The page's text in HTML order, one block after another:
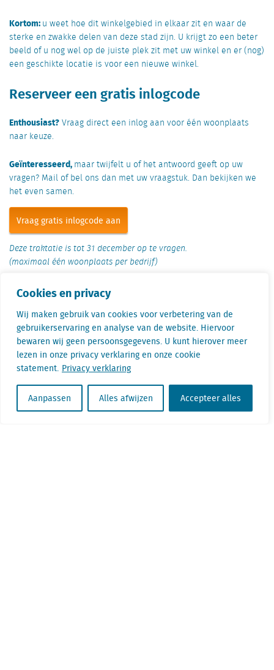
Cookies en privacy
Wij maken gebruik van cookies voor verbetering van de
gebruikerservaring en analyse van de website. Hiervoor
bewaren wij geen persoonsgegevens. U kunt hierover meer
lezen in onze privacy verklaring en onze cookie
statement. Privacy verklaring
Aanpassen Alles afwijzen Accepteer alles
Kortom:u weet hoe dit winkelgebied in elkaar zit en waar de
sterke en zwakke delen van deze stad zijn. U krijgt zo een beter
beeld of u nog wel op de juiste plek zit met uw winkel en er (nog)
een geschikte locatie is voor een nieuwe winkel.
Reserveer een gratis inlogcode
Enthousiast?Vraag direct een inlog aan voor één woonplaats
naar keuze.
Geïnteresseerd,maar twijfelt u of het antwoord geeft op uw
vragen? Mail of bel ons dan met uw vraagstuk. Dan bekijken we
het even samen.
Vraag gratis inlogcode aan
Deze traktatie is tot 31 december op te vragen.
(maximaal één woonplaats per bedrijf)
Stel uw vraag aan Mardi Kok
Mardi Kok denkt met u mee over welke
applicaties voor u het meeste rendement
opleveren bij relocatie- en
expansievraagstukken. Hij komt graag langs of
vertelt via Teams meer over de verschillende
opties.